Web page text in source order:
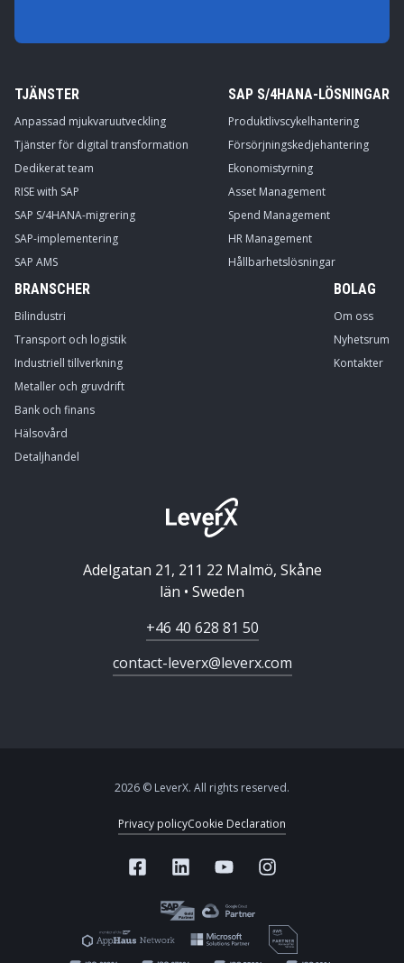
TJÄNSTER
Anpassad mjukvaruutveckling
Tjänster för digital transformation
Dedikerat team
RISE with SAP
SAP S/4HANA-migrering
SAP-implementering
SAP AMS
SAP S/4HANA-LÖSNINGAR
Produktlivscykelhantering
Försörjningskedjehantering
Ekonomistyrning
Asset Management
Spend Management
HR Management
Hållbarhetslösningar
BRANSCHER
Bilindustri
Transport och logistik
Industriell tillverkning
Metaller och gruvdrift
Bank och finans
Hälsovård
Detaljhandel
BOLAG
Om oss
Nyhetsrum
Kontakter
Adelgatan 21, 211 22 Malmö, Skåne
län • Sweden
+46 40 628 81 50
contact-leverx@leverx.com
2026 © LeverX. All rights reserved.
Privacy policyCookie Declaration